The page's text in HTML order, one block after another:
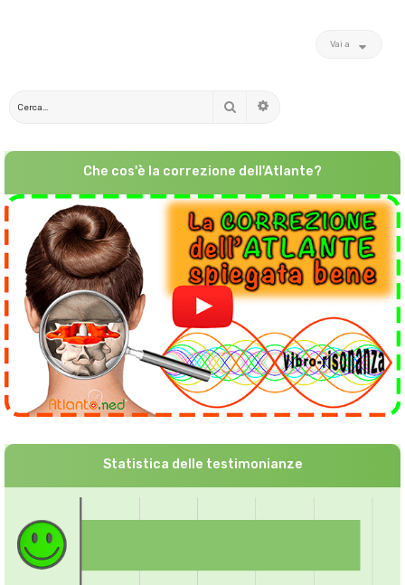
Vai a
Cerca
Che cos'è la correzione dell'Atlante?
Statistica delle testimonianze